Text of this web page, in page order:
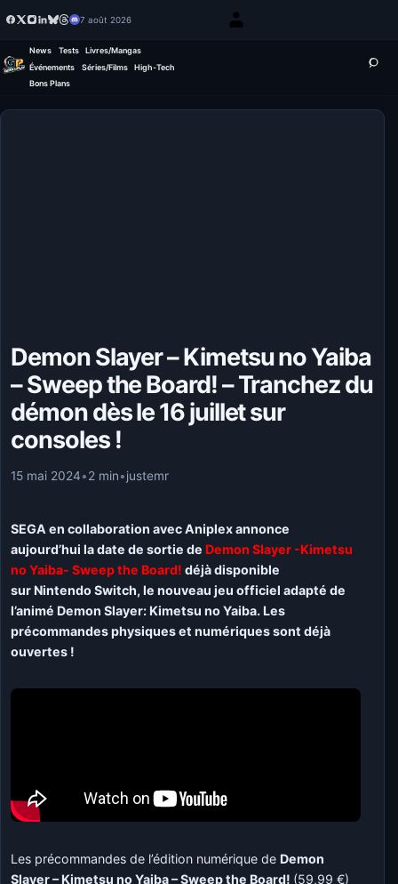
7 août 2026
News Tests
Livres/Mangas
Événements
Séries/Films
High-Tech
Bons Plans
Demon Slayer – Kimetsu no Yaiba
– Sweep the Board! – Tranchez du
démon dès le 16 juillet sur
consoles !
15 mai 2024•2 min•justemr
SEGA en collaboration avec Aniplex annonce
aujourd’hui la date de sortie deDemon Slayer -Kimetsu
no Yaiba- Sweep the Board! déjà disponible
sur Nintendo Switch, le nouveau jeu officiel adapté de
l’animé Demon Slayer: Kimetsu no Yaiba. Les
précommandes physiques et numériques sont déjà
ouvertes !
Les précommandes de l’édition numérique de Demon
Slayer – Kimetsu no Yaiba – Sweep the Board! (59,99 €)